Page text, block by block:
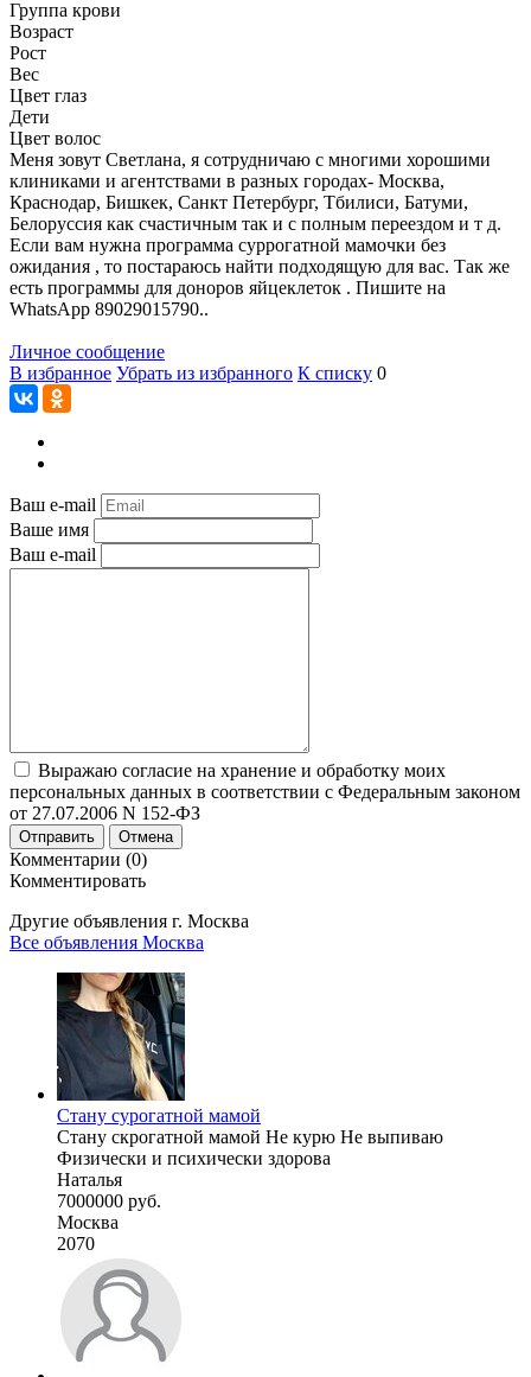
Группа крови
Возраст
Рост
Вес
Цвет глаз
Дети
Цвет волос
Меня зовут Светлана, я сотрудничаю с многими хорошими
клиниками и агентствами в разных городах- Москва,
Краснодар, Бишкек, Санкт Петербург, Тбилиси, Батуми,
Белоруссия как счастичным так и с полным переездом и т д.
Если вам нужна программа суррогатной мамочки без
ожидания , то постараюсь найти подходящую для вас. Так же
есть программы для доноров яйцеклеток . Пишите на
WhatsApp 89029015790..
Личное сообщение
В избранное Убрать из избранного К списку 0
Ваш e-mail
Ваше имя
Ваш e-mail
Выражаю согласие на хранение и обработку моих
персональных данных в соответствии с Федеральным законом
от 27.07.2006 N 152-ФЗ
Отправить Отмена
Комментарии (0)
Комментировать
Другие объявления г. Москва
Все объявления Москва
Стану сурогатной мамой
Стану скрогатной мамой Не курю Не выпиваю
Физически и психически здорова
Наталья
7000000 руб.
Москва
2070